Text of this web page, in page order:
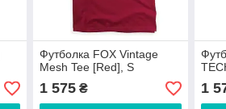
Футболка FOX Vintage
Mesh Tee [Red], S
1 575₴ 1